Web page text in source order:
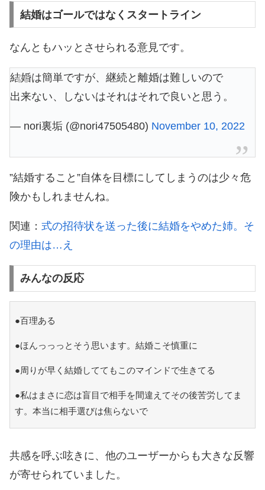
結婚はゴールではなくスタートライン
なんともハッとさせられる意見です。
結婚は簡単ですが、継続と離婚は難しいので
出来ない、しないはそれはそれで良いと思う。
— nori裏垢 (@nori47505480) November 10, 2022
”結婚すること”自体を目標にしてしまうのは少々危
険かもしれませんね。
関連： 式の招待状を送った後に結婚をやめた姉。そ
の理由は…え
みんなの反応
●百理ある
●ほんっっっとそう思います。結婚こそ慎重に
●周りが早く結婚しててもこのマインドで生きてる
●私はまさに恋は盲目で相手を間違えてその後苦労してま
す。本当に相手選びは焦らないで
共感を呼ぶ呟きに、他のユーザーからも大きな反響
が寄せられていました。